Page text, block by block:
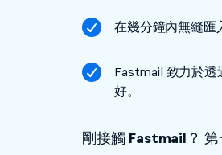
在幾分鐘內無縫匯
Fastmail 致力於
好。
剛接觸 Fastmail？ 第